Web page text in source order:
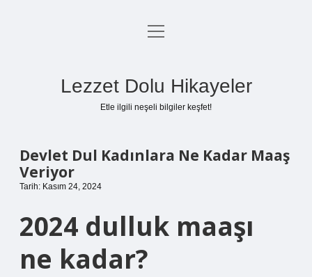
Anasayfa
menüyü
Lezzet Dolu Hikayeler
Etle ilgili neşeli bilgiler keşfet!
Devlet Dul Kadınlara Ne Kadar Maaş
Veriyor
Tarih: Kasım 24, 2024
2024 dulluk maaşı
ne kadar?